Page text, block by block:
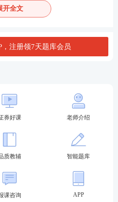
查询查询途径：中国证券业
月8日中国证券业协会发布了
容，已通过考试的人员不
，未通过的成绩有效期为3
布后成绩自取得之日起
开全文
，注册领7天题库会员
券好课 老师介绍
质教辅 智能题库
课咨询 APP